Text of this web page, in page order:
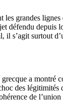
grandes lignes
défendu
il s’agit surtout
a montré
des légitimités
de